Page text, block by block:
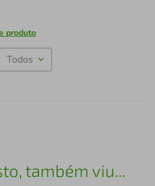
produto
Todos
também viu...